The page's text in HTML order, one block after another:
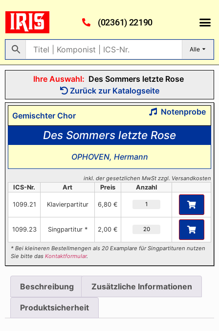
(02361) 22190
Alle
Ihre Auswahl: Des Sommers letzte Rose
Zurück zur Katalogseite
Gemischter Chor Notenprobe
Des Sommers letzte Rose
OPHOVEN, Hermann
inkl. der gesetzlichen MwSt zzgl. Versandkosten
ICS-Nr. Art Preis Anzahl
1099.21 Klavierpartitur 6,80 €
1099.23 Singpartitur * 2,00 €
* Bei kleineren Bestellmengen als 20 Examplare für Singpartituren nutzen
Sie bitte dasKontaktformular.
Beschreibung Zusätzliche Informationen
Produktsicherheit